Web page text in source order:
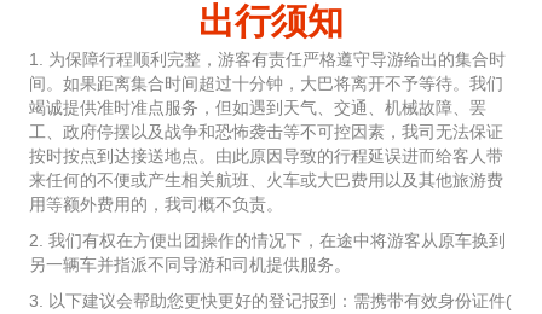
出行须知
1. 为保障行程顺利完整，游客有责任严格遵守导游给出的集合时
间。如果距离集合时间超过十分钟，大巴将离开不予等待。我们
竭诚提供准时准点服务，但如遇到天气、交通、机械故障、罢
工、政府停摆以及战争和恐怖袭击等不可控因素，我司无法保证
按时按点到达接送地点。由此原因导致的行程延误进而给客人带
来任何的不便或产生相关航班、火车或大巴费用以及其他旅游费
用等额外费用的，我司概不负责。
2. 我们有权在方便出团操作的情况下，在途中将游客从原车换到
另一辆车并指派不同导游和司机提供服务。
3. 以下建议会帮助您更快更好的登记报到：需携带有效身份证件(